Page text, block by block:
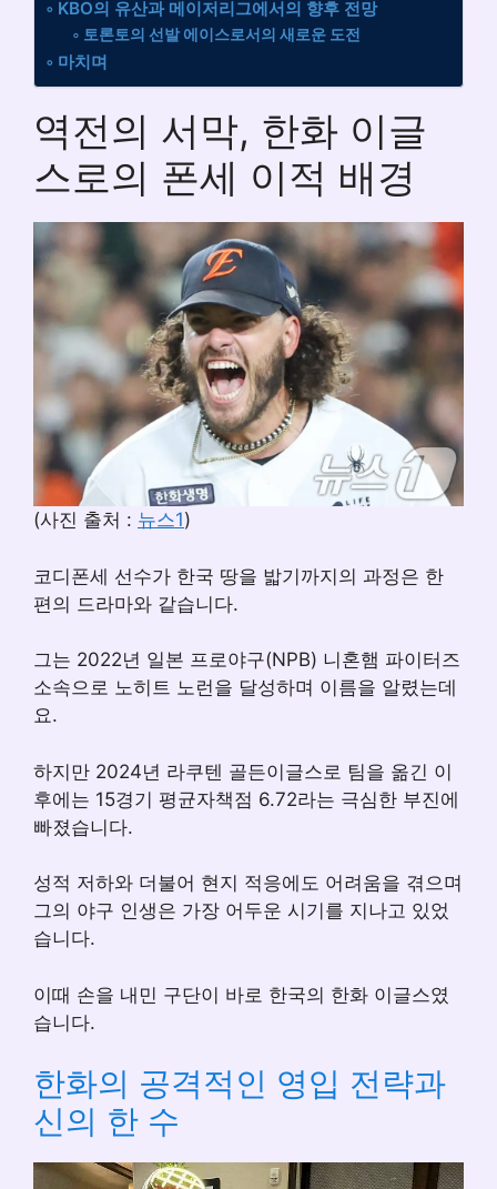
KBO의 유산과 메이저리그에서의 향후 전망
토론토의 선발 에이스로서의 새로운 도전
마치며
역전의 서막, 한화 이글
스로의 폰세 이적 배경
(사진 출처 : 뉴스1)
코디폰세 선수가 한국 땅을 밟기까지의 과정은 한
편의 드라마와 같습니다.
그는 2022년 일본 프로야구(NPB) 니혼햄 파이터즈
소속으로 노히트 노런을 달성하며 이름을 알렸는데
요.
하지만 2024년 라쿠텐 골든이글스로 팀을 옮긴 이
후에는 15경기 평균자책점 6.72라는 극심한 부진에
빠졌습니다.
성적 저하와 더불어 현지 적응에도 어려움을 겪으며
그의 야구 인생은 가장 어두운 시기를 지나고 있었
습니다.
이때 손을 내민 구단이 바로 한국의 한화 이글스였
습니다.
한화의 공격적인 영입 전략과
신의 한 수